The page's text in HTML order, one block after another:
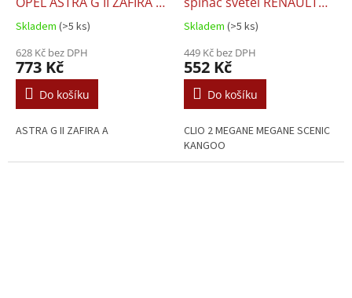
- 6240097 / 90437440
Skladem (>5 ks)
628 Kč bez DPH
773 Kč
Do košíku
ASTRA G II ZAFIRA A
CLIO 2 KANGOO -
7701040730 / 251437
Skladem (>5 ks)
449 Kč bez DPH
552 Kč
Do košíku
CLIO 2 MEGANE MEGANE SCENIC
KANGOO